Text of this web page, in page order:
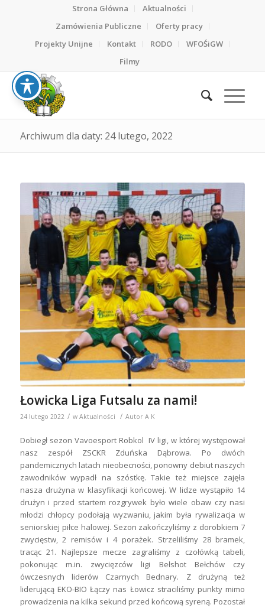
Strona Główna
Aktualności
Zamówienia Publiczne
Oferty pracy
Projekty Unijne
Kontakt RODO
WFOŚiGW
Filmy
Archiwum dla daty: 24 lutego, 2022
Łowicka Liga Futsalu za nami!
24 lutego 2022 / w Aktualności / Autor A K
Dobiegł sezon Vavoesport Robkol IV ligi, w której występował
nasz zespół ZSCKR Zduńska Dąbrowa. Po dwóch
pandemicznych latach nieobecności, ponowny debiut naszych
zawodników wypadł na szóstkę. Takie też miejsce zajęła
nasza drużyna w klasyfikacji końcowej. W lidze wystąpiło 14
drużyn i przed startem rozgrywek było wiele obaw czy nasi
młodzi chłopcy podołają wyzwaniu, jakim była rywalizacja w
seniorskiej piłce halowej. Sezon zakończyliśmy z dorobkiem 7
zwycięstw, 2 remisów i 4 porażek. Strzeliliśmy 28 bramek,
tracąc 21. Najlepsze mecze zagraliśmy z czołówką tabeli,
pokonując m.in. zwycięzców ligi Bełshot Bełchów czy
ówczesnych liderów Czarnych Bednary. Z drużyną też
liderującą EKO-BIO Łączy nas Łowicz straciliśmy punkty mimo
prowadzenia na kilka sekund przed końcową syreną. Pozostał